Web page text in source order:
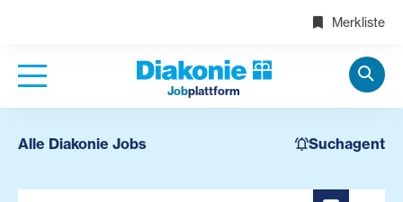
Merkliste
Jobplattform
Alle Diakonie Jobs Suchagent